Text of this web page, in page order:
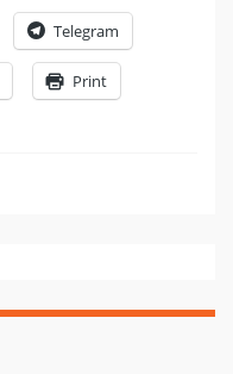
Telegram
Print